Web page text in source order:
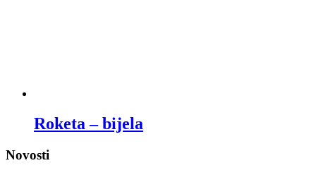
Roketa – bijela
Novosti